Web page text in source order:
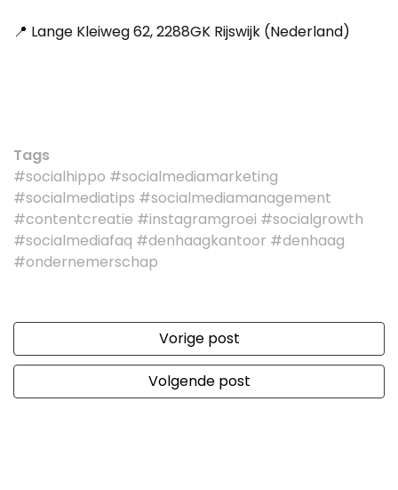
📍 Lange Kleiweg 62, 2288GK Rijswijk (Nederland)
Tags
#socialhippo #socialmediamarketing
#socialmediatips #socialmediamanagement
#contentcreatie #instagramgroei #socialgrowth
#socialmediafaq #denhaagkantoor #denhaag
#ondernemerschap
Vorige post
Volgende post